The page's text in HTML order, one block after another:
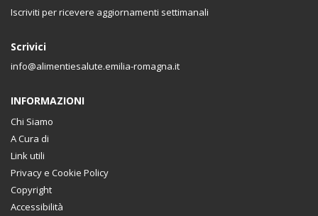
Iscriviti per ricevere aggiornamenti settimanali
Scrivici
info@alimentiesalute.emilia-romagna.it
INFORMAZIONI
Chi Siamo
A Cura di
Link utili
Privacy e Cookie Policy
Copyright
Accessibilità